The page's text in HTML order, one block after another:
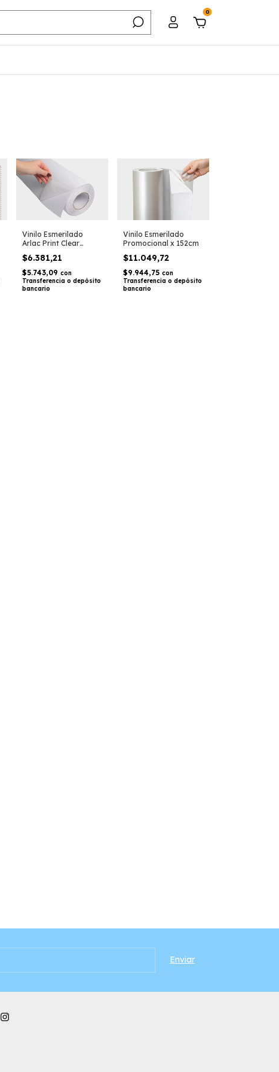
0
Vinilo Esmerilado
Arlac Print Clear
$6.381,21
$5.743,09 con
Transferencia o depósito
bancario
Vinilo Esmerilado
Promocional x 152cm
$11.049,72
$9.944,75 con
Transferencia o depósito
bancario